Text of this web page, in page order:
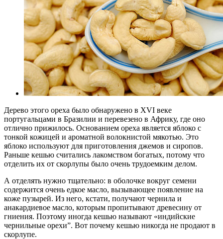
Дерево этого ореха было обнаружено в XVI веке
португальцами в Бразилии и перевезено в Африку, где оно
отлично прижилось. Основанием ореха является яблоко с
тонкой кожицей и ароматной волокнистой мякотью. Это
яблоко используют для приготовления джемов и сиропов.
Раньше кешью считались лакомством богатых, потому что
отделить их от скорлупы было очень трудоемким делом.
А отделять нужно тщательно: в оболочке вокруг семени
содержится очень едкое масло, вызывающее появление на
коже пузырей. Из него, кстати, получают чернила и
анакардиевое масло, которым пропитывают древесину от
гниения. Поэтому иногда кешью называют «индийские
чернильные орехи”. Вот почему кешью никогда не продают в
скорлупе.